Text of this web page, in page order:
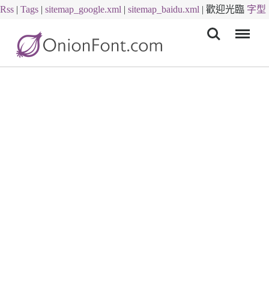
Rss | Tags | sitemap_google.xml | sitemap_baidu.xml | 歡迎光臨 字型